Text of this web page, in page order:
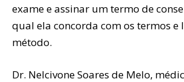
exame e assinar um termo de
qual ela concorda com os termos e
método.
Dr. Nelcivone Soares de Melo,